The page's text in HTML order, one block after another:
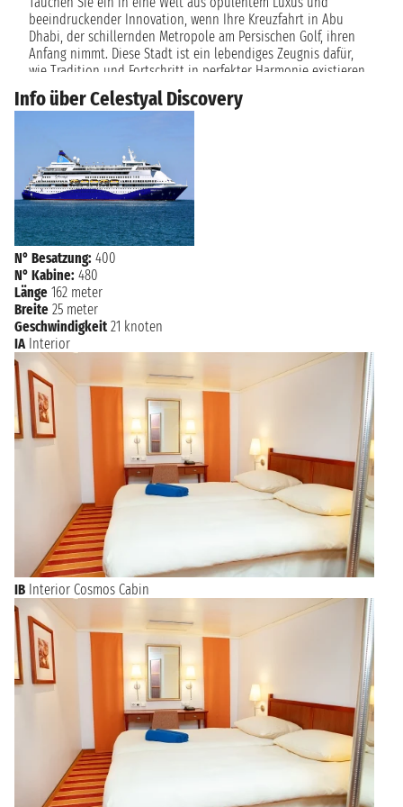
k. A. - k. A.
Freitag, 8. Januar 2027
k. A.
ABU DHABI
beeindruckender Innovation, wenn Ihre Kreuzfahrt in Abu
Dhabi, der schillernden Metropole am Persischen Golf, ihren
Anfang nimmt. Diese Stadt ist ein lebendiges Zeugnis dafür,
wie Tradition und Fortschritt in perfekter Harmonie existieren
können. Bevor Sie in See stechen, bestaunen Sie die
prächtigen Moscheen, die futuristische Architektur und die
Arabischen Meeres befahren. Eine Kreuzfahrt ab Abu Dhabi ist
nicht nur eine Reise, sondern ein Erlebnis, das Ihre
Erwartungen übertreffen und Ihnen die Pforten zu einer Welt
voller Wunder öffnen wird.
Info über Celestyal Discovery
N° Besatzung: 400
N° Kabine: 480
Länge 162 meter
Breite 25 meter
Geschwindigkeit 21 knoten
IA Interior
IB Interior Cosmos Cabin